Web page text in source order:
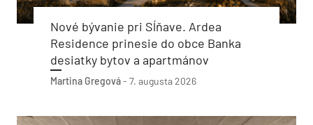
Nové bývanie pri Sĺňave. Ardea
Residence prinesie do obce Banka
desiatky bytov a apartmánov
Martina Gregová- 7. augusta 2026